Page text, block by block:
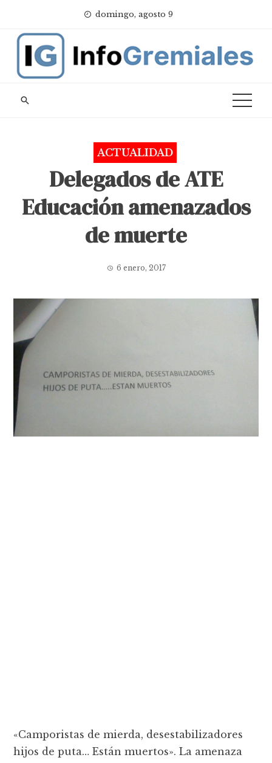
content
domingo, agosto 9
ACTUALIDAD
Delegados de ATE
Educación amenazados
de muerte
6 enero, 2017
«Camporistas de mierda, desestabilizadores
hijos de puta… Están muertos». La amenaza